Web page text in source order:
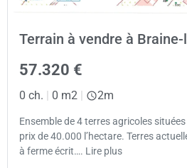
Terrain à vendre à
57.320 €
0 ch. | 0 m2 | 2m
Ensemble de 4 terres agricoles
prix de 40.000 l’hectare. Terres
à ferme écrit…. Lire plus